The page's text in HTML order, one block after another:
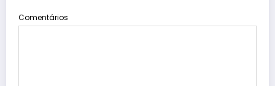
Comentários